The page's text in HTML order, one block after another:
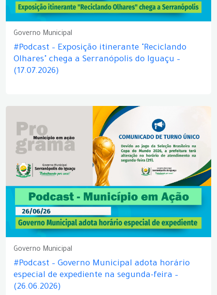
Governo Municipal
#Podcast – Exposição itinerante "Reciclando
Olhares" chega a Serranópolis do Iguaçu –
(17.07.2026)
Governo Municipal
#Podcast – Governo Municipal adota horário
especial de expediente na segunda-feira –
(26.06.2026)